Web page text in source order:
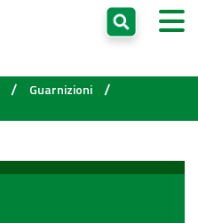
/ Guarnizioni /